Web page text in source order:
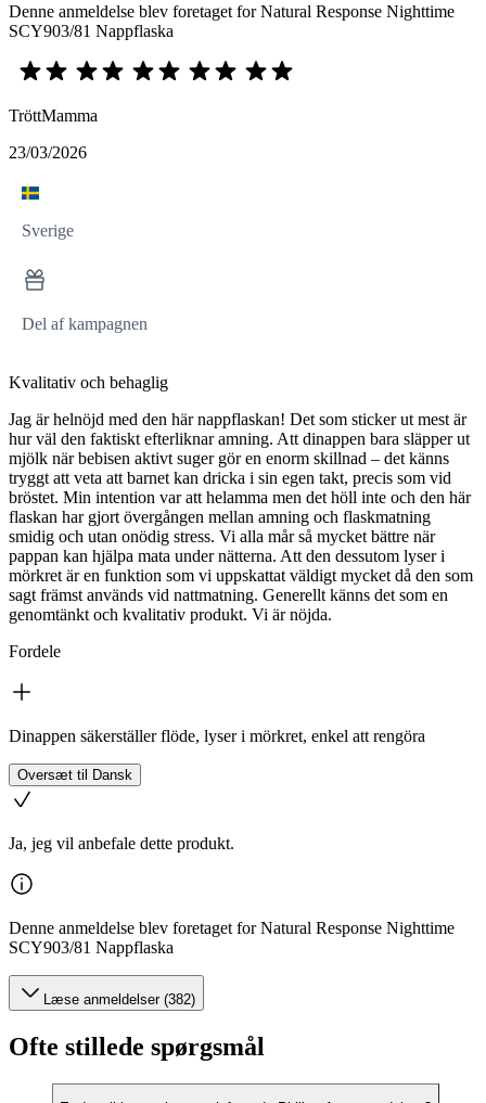
Denne anmeldelse blev foretaget for Natural Response Nighttime
SCY903/81 Nappflaska
TröttMamma
23/03/2026
Sverige
Del af kampagnen
Kvalitativ och behaglig
Jag är helnöjd med den här nappflaskan! Det som sticker ut mest är
hur väl den faktiskt efterliknar amning. Att dinappen bara släpper ut
mjölk när bebisen aktivt suger gör en enorm skillnad – det känns
tryggt att veta att barnet kan dricka i sin egen takt, precis som vid
bröstet. Min intention var att helamma men det höll inte och den här
flaskan har gjort övergången mellan amning och flaskmatning
smidig och utan onödig stress. Vi alla mår så mycket bättre när
pappan kan hjälpa mata under nätterna. Att den dessutom lyser i
mörkret är en funktion som vi uppskattat väldigt mycket då den som
sagt främst används vid nattmatning. Generellt känns det som en
genomtänkt och kvalitativ produkt. Vi är nöjda.
Fordele
Dinappen säkerställer flöde, lyser i mörkret, enkel att rengöra
Oversæt til Dansk
Ja, jeg vil anbefale dette produkt.
Denne anmeldelse blev foretaget for Natural Response Nighttime
SCY903/81 Nappflaska
Læse anmeldelser (382)
Ofte stillede spørgsmål